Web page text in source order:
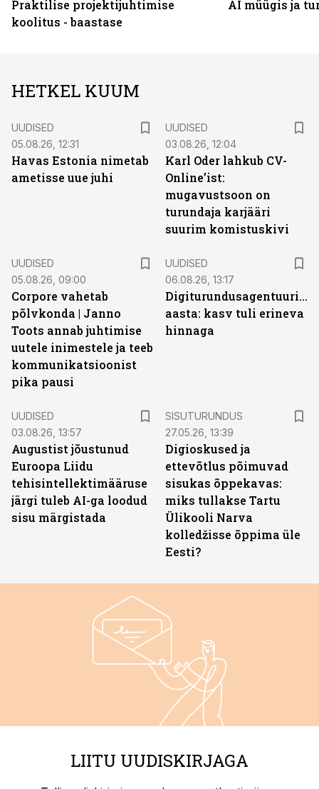
Praktilise projektijuhtimise
koolitus - baastase
AI müügis ja
HETKEL KUUM
UUDISED
05.08.26, 12:31
Havas Estonia nimetab
ametisse uue juhi
UUDISED
03.08.26, 12:04
Karl Oder lahkub CV-
Online’ist:
mugavustsoon on
turundaja karjääri
suurim komistuskivi
UUDISED
05.08.26, 09:00
Corpore vahetab
põlvkonda | Janno
Toots annab juhtimise
uutele inimestele ja teeb
kommunikatsioonist
pika pausi
UUDISED
06.08.26, 13:17
Digiturundusagentuuride
aasta: kasv tuli erineva
hinnaga
UUDISED
03.08.26, 13:57
Augustist jõustunud
Euroopa Liidu
tehisintellektimääruse
järgi tuleb AI-ga loodud
sisu märgistada
SISUTURUNDUS
27.05.26, 13:39
Digioskused ja
ettevõtlus põimuvad
sisukas õppekavas:
miks tullakse Tartu
Ülikooli Narva
kolledžisse õppima üle
Eesti?
LIITU UUDISKIRJAGA